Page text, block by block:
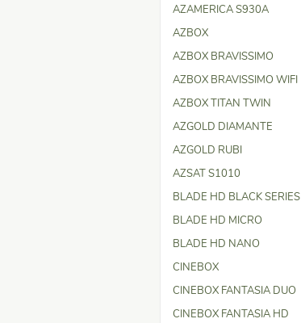
AZAMERICA S930A
AZBOX
AZBOX BRAVISSIMO
AZBOX BRAVISSIMO WIFI
AZBOX TITAN TWIN
AZGOLD DIAMANTE
AZGOLD RUBI
AZSAT S1010
BLADE HD BLACK SERIES
BLADE HD MICRO
BLADE HD NANO
CINEBOX
CINEBOX FANTASIA DUO
CINEBOX FANTASIA HD